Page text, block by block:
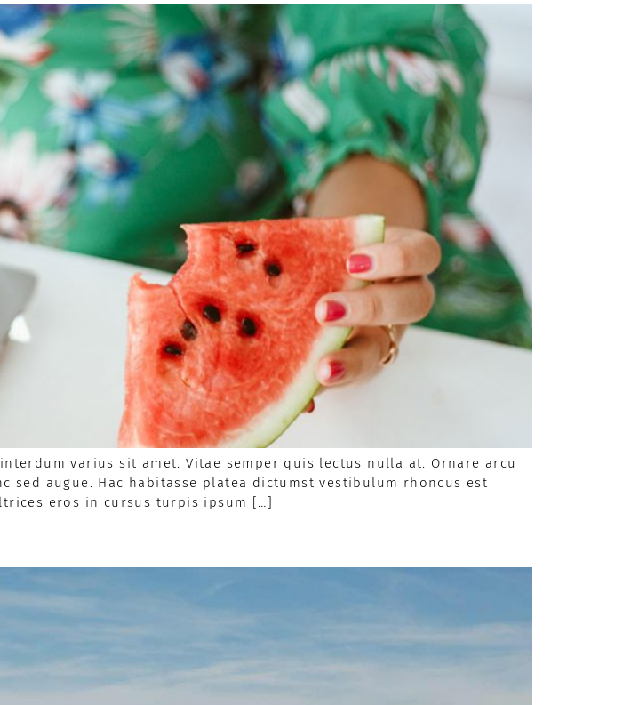
varius sit amet. Vitae semper quis lectus nulla at. Ornare arcu
augue. Hac habitasse platea dictumst vestibulum rhoncus est
eros in cursus turpis ipsum […]